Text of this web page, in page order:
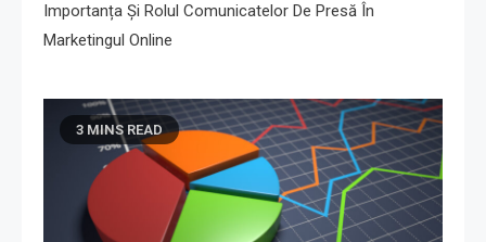
Importanța Și Rolul Comunicatelor De Presă În
Marketingul Online
3 MINS READ